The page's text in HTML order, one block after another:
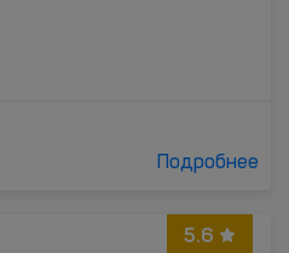
Подробнее
5.6